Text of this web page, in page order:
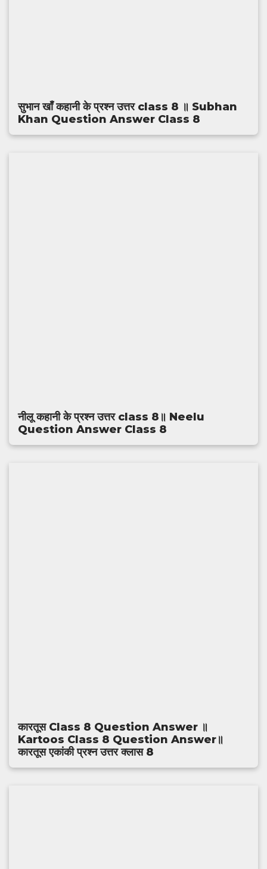
सुभान खाँ कहानी के प्रश्न उत्तर class 8 ॥ Subhan
Khan Question Answer Class 8
नीलू कहानी के प्रश्न उत्तर class 8॥ Neelu
Question Answer Class 8
कारतूस Class 8 Question Answer ॥
Kartoos Class 8 Question Answer॥
कारतूस एकांकी प्रश्न उत्तर क्लास 8